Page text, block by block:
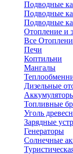
Подводные
Подводные
Подводные
Отопление и
Все
Печи
Коптильни
Мангалы
Дизельные
Топливные
Уголь
Зарядные
Генераторы
Солнечные